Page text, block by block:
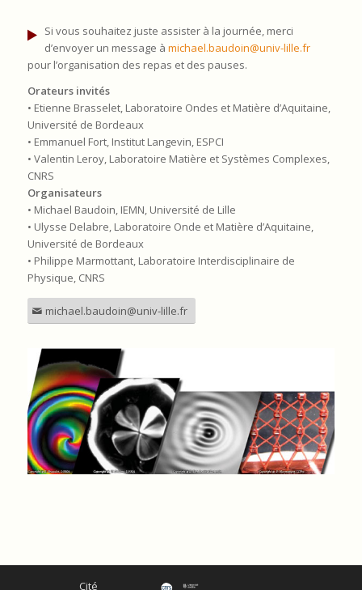
Si vous souhaitez juste assister à la journée, merci
d’envoyer un message à michael.baudoin@univ-lille.fr
pour l’organisation des repas et des pauses.
Orateurs invités
• Etienne Brasselet, Laboratoire Ondes et Matière d’Aquitaine,
Université de Bordeaux
• Emmanuel Fort, Institut Langevin, ESPCI
• Valentin Leroy, Laboratoire Matière et Systèmes Complexes,
CNRS
Organisateurs
• Michael Baudoin, IEMN, Université de Lille
• Ulysse Delabre, Laboratoire Onde et Matière d’Aquitaine,
Université de Bordeaux
• Philippe Marmottant, Laboratoire Interdisciplinaire de
Physique, CNRS
michael.baudoin@univ-lille.fr
Cité